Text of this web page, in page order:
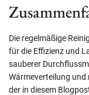
Die regelmäßige
für die Effizienz und
sauberer
Wärmeverteilung und
der in diesem